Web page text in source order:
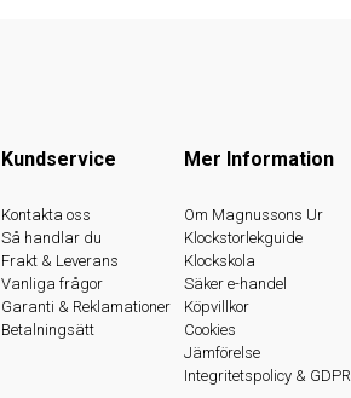
Kundservice
Kontakta oss
Så handlar du
Frakt & Leverans
Vanliga frågor
Garanti & Reklamationer
Betalningsätt
Mer Information
Om Magnussons Ur
Klockstorlekguide
Klockskola
Säker e-handel
Köpvillkor
Cookies
Jämförelse
Integritetspolicy & GDPR